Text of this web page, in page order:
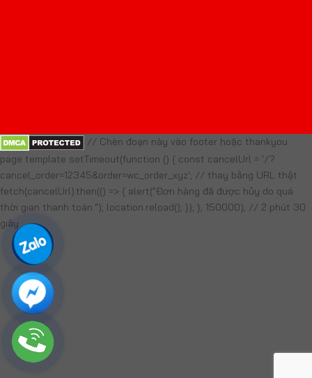
// Chèn đoạn này vào footer hoặc thankyou
page template setTimeout(function () { const cancelUrl = '/?
cancel_order=12345&order=wc_order_xyz'; // thay bằng URL thật
fetch(cancelUrl).then(() => { alert("Đơn hàng đã được hủy do quá
thời gian thanh toán."); location.reload(); }); }, 150000); // 2 phút 30
giây